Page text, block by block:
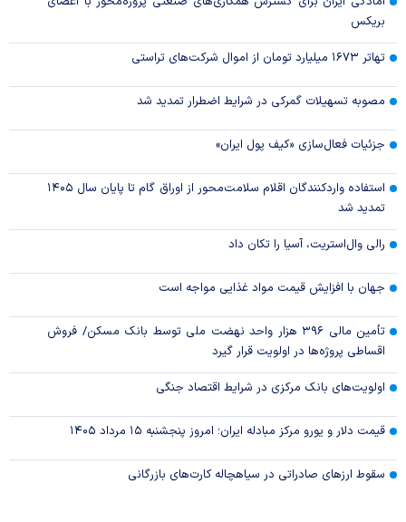
بریکس
تهاتر ۱۶۷۳ میلیارد تومان از اموال شرکت‌های تراستی
مصوبه تسهیلات گمرکی در شرایط اضطرار تمدید شد
جزئیات فعال‌سازی «کیف پول ایران»
استفاده واردکنندگان اقلام سلامت‌محور از اوراق گام تا پایان سال ۱۴۰۵
تمدید شد
رالی وال‌استریت، آسیا را تکان داد
جهان با افزایش قیمت مواد غذایی مواجه است
تأمین مالی ۳۹۶ هزار واحد نهضت ملی توسط بانک مسکن/ فروش
اقساطی پروژه‌ها در اولویت قرار گیرد
اولویت‌های بانک مرکزی در شرایط اقتصاد جنگی
قیمت دلار و یورو مرکز مبادله ایران؛ امروز پنجشنبه ۱۵ مرداد ۱۴۰۵
سقوط ارزهای صادراتی در سیاهچاله کارت‌های بازرگانی